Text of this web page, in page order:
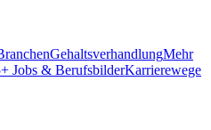
GehaltsverhandlungMehr
+ Jobs & BerufsbilderKarrierewege